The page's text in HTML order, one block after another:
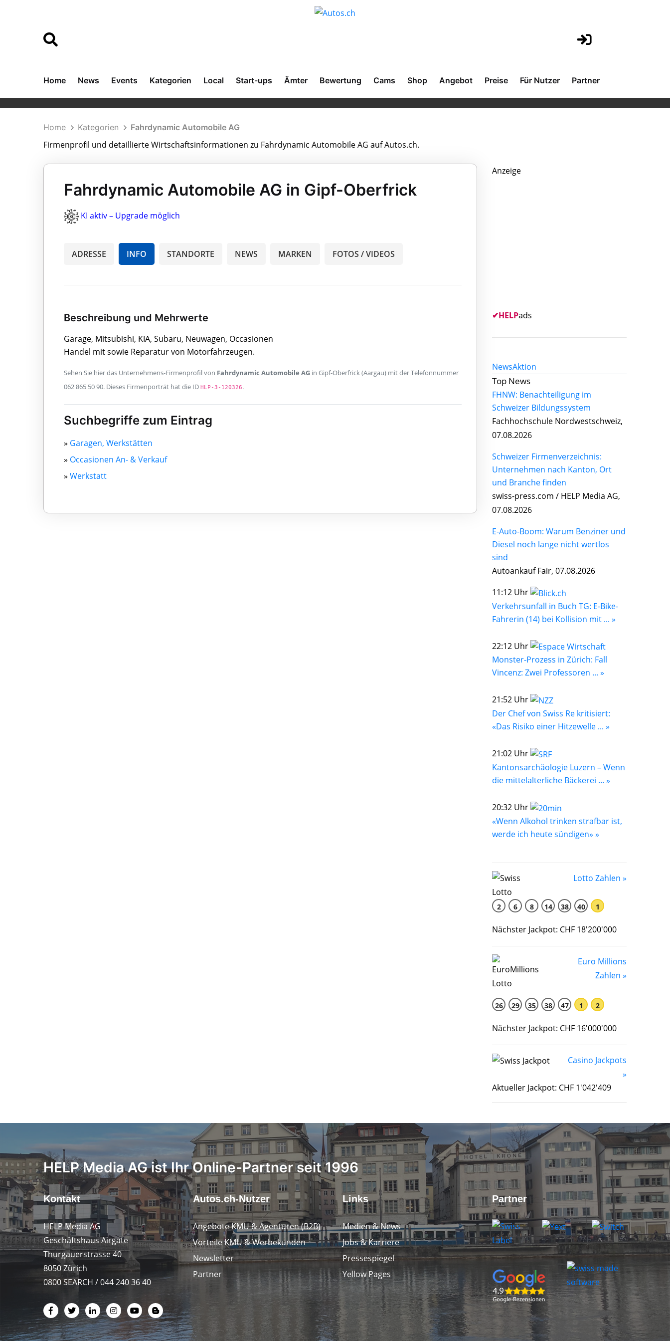
Home News Events Kategorien Local Start-ups Ämter Bewertung Cams Shop Angebot Preise Für Nutzer Partner
Home Kategorien Fahrdynamic Automobile AG
Firmenprofil und detaillierte Wirtschaftsinformationen zu Fahrdynamic Automobile AG auf Autos.ch.
Fahrdynamic Automobile AG in Gipf-Oberfrick
KI aktiv – Upgrade möglich
ADRESSE INFO STANDORTE NEWS MARKEN FOTOS / VIDEOS
Beschreibung und Mehrwerte
Garage, Mitsubishi, KIA, Subaru, Neuwagen, Occasionen
Handel mit sowie Reparatur von Motorfahrzeugen.
Sehen Sie hier das Unternehmens-Firmenprofil von Fahrdynamic Automobile AG in Gipf-Oberfrick (Aargau) mit der Telefonnummer
062 865 50 90. Dieses Firmenporträt hat die ID HLP-3-120326.
Suchbegriffe zum Eintrag
» Garagen, Werkstätten
» Occasionen An- & Verkauf
» Werkstatt
Anzeige
✔HELPads
NewsAktion
Top News
FHNW: Benachteiligung im
Schweizer Bildungssystem
Fachhochschule Nordwestschweiz,
07.08.2026
Schweizer Firmenverzeichnis:
Unternehmen nach Kanton, Ort
und Branche finden
swiss-press.com / HELP Media AG,
07.08.2026
E-Auto-Boom: Warum Benziner und
Diesel noch lange nicht wertlos
sind
Autoankauf Fair, 07.08.2026
11:12 Uhr
Verkehrsunfall in Buch TG: E-Bike-
Fahrerin (14) bei Kollision mit ... »
22:12 Uhr
Monster-Prozess in Zürich: Fall
Vincenz: Zwei Professoren ... »
21:52 Uhr
Der Chef von Swiss Re kritisiert:
«Das Risiko einer Hitzewelle ... »
21:02 Uhr
Kantonsarchäologie Luzern – Wenn
die mittelalterliche Bäckerei ... »
20:32 Uhr
«Wenn Alkohol trinken strafbar ist,
werde ich heute sündigen» »
Lotto Zahlen »
2 6 8 14 38 40 1
Nächster Jackpot: CHF 18'200'000
Euro Millions
Zahlen »
26 29 35 38 47 1 2
Nächster Jackpot: CHF 16'000'000
Casino Jackpots
»
Aktueller Jackpot: CHF 1'042'409
HELP Media AG ist Ihr Online-Partner seit 1996
Kontakt
HELP Media AG
Geschäftshaus Airgate
Thurgauerstrasse 40
8050 Zürich
0800 SEARCH / 044 240 36 40
Autos.ch-Nutzer
Angebote KMU & Agenturen (B2B)
Vorteile KMU & Werbekunden
Newsletter
Partner
Links
Medien & News
Jobs & Karriere
Pressespiegel
Yellow Pages
Partner